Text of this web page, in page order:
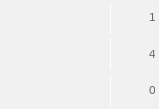
1
4
0